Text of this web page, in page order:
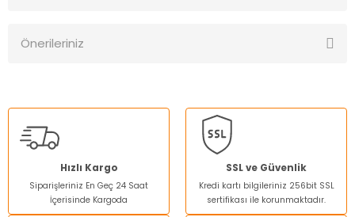
Önerileriniz
kullanarak tarafımıza iletebilirsiniz.
Görüş ve önerileriniz için teşekkür ederiz.
Ürün resmi kalitesiz, bozuk veya görüntülenemiyor.
Ürün açıklamasında eksik bilgiler bulunuyor.
Ürün bilgilerinde hatalar bulunuyor.
Hızlı Kargo
Siparişleriniz En Geç 24 Saat
İçerisinde Kargoda
SSL ve Güvenlik
Kredi kartı bilgileriniz 256bit SSL
sertifikası ile korunmaktadır.